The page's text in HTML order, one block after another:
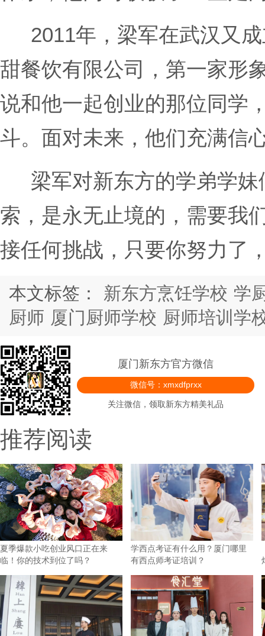
2011年，梁军在武汉又
甜餐饮有限公司，第一家形
说和他一起创业的那位同学
斗。面对未来，他们充满信
梁军对新东方的学弟学
索，是永无止境的，需要我
接任何挑战，只要你努力了
本文标签： 新东方烹饪学校 学
厨师 厦门厨师学校 厨师培训学
厦门新东方官方微信
微信号：xmxdfprxx
关注微信，领取新东方精美礼品
推荐阅读
夏季爆款小吃创业风口正在来
临！你的技术到位了吗？
学西点考证有什么用？厦门哪里
有西点师考证培训？